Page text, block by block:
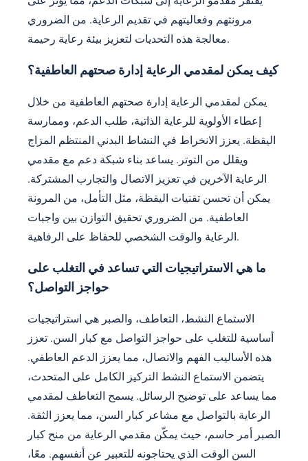
مرونتهم وفعاليتهم في تقديم الرعاية. من الضروري
معالجة هذه التحديات لتعزيز بيئة رعاية رحيمة.
كيف يمكن لمقدمي الرعاية إدارة صحتهم العاطفية؟
يمكن لمقدمي الرعاية إدارة صحتهم العاطفية من خلال
إعطاء الأولوية للرعاية الذاتية، طلب الدعم، وممارسة
اليقظة. يعزز الانخراط في النشاط البدني المنتظم المزاج
ويقلل من التوتر. يساعد بناء شبكة دعم مع مقدمي
الرعاية الآخرين في تعزيز الاتصال والتجارب المشتركة.
يمكن أن تحسن تقنيات اليقظة، مثل التأمل، من المرونة
العاطفية. من الضروري تحقيق التوازن بين واجبات
الرعاية والوقت الشخصي للحفاظ على الرفاهية.
ما هي الاستراتيجيات التي تساعد في التغلب على
حواجز التواصل؟
الاستماع النشط، التعاطف، والصبر هي استراتيجيات
أساسية للتغلب على حواجز التواصل مع كبار السن. تعزز
هذه الأساليب الفهم والاتصال، مما يعزز الدعم العاطفي.
يتضمن الاستماع النشط التركيز الكامل على المتحدث،
مما يساعد على توضيح الرسائل. يسمح التعاطف لمقدمي
الرعاية بالتواصل مع مشاعر كبار السن، مما يعزز الثقة.
الصبر أمر حاسم، حيث يمكّن مقدمي الرعاية من منح كبار
السن الوقت الذي يحتاجونه للتعبير عن أنفسهم. معًا،